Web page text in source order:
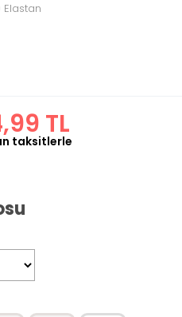
Elastan
TL
taksitlerle